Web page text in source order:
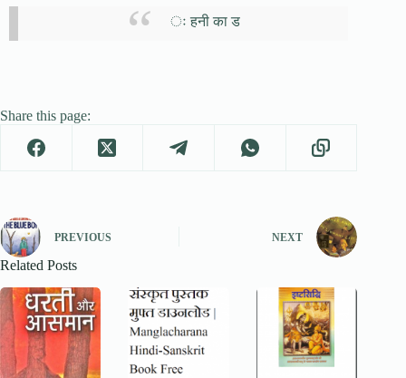
ः हनी का ड
Share this page:
PREVIOUS NEXT
Related Posts